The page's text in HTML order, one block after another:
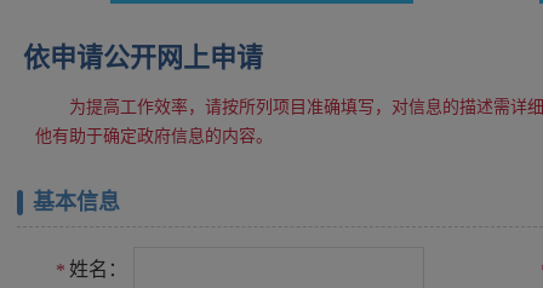
依申请公开网上申请
为提高工作效率，请按所列项目准确填写，对信息的描述需详
他有助于确定政府信息的内容。
基本信息
* 姓名：